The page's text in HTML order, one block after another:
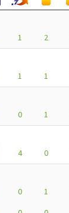
1 2
1 1
0 1
4 0
0 1